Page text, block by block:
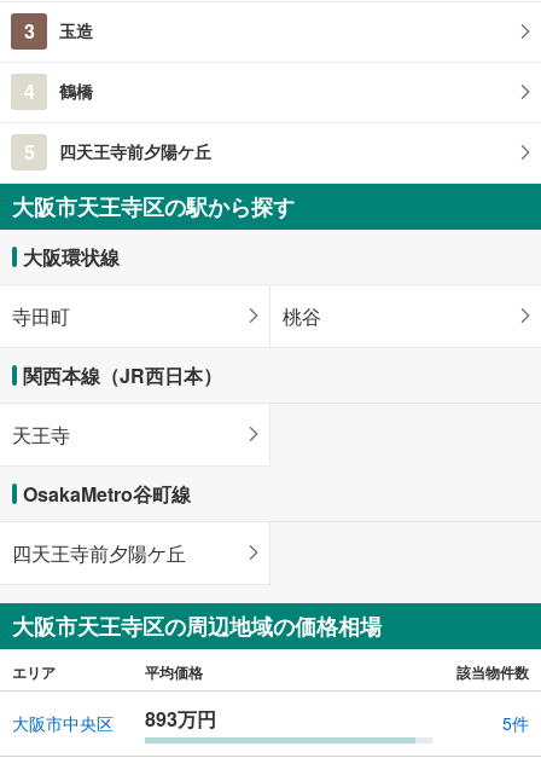
3 玉造
4 鶴橋
5 四天王寺前夕陽ケ丘
大阪市天王寺区の駅から探す
大阪環状線
寺田町 桃谷
関西本線（JR西日本）
天王寺
OsakaMetro谷町線
四天王寺前夕陽ケ丘
大阪市天王寺区の周辺地域の価格相場
エリア 平均価格 該当物件数
大阪市中央区 893万円 5件